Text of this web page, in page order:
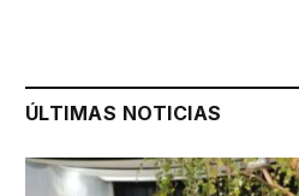
ÚLTIMAS NOTICIAS